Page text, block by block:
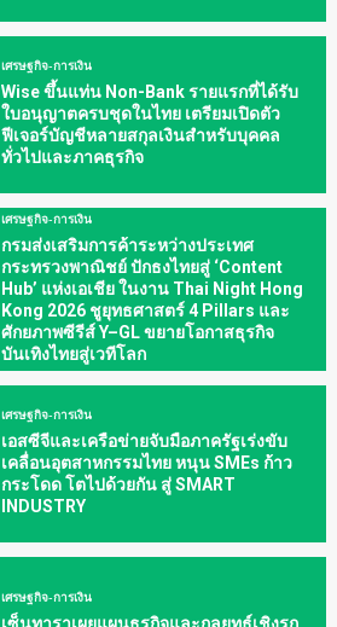
เศรษฐกิจ-การเงิน
Wise ขึ้นแท่น Non-Bank รายแรกที่ได้รับ
ใบอนุญาตครบชุดในไทย เตรียมเปิดตัว
ฟีเจอร์บัญชีหลายสกุลเงินสำหรับบุคคล
ทั่วไปและภาคธุรกิจ
เศรษฐกิจ-การเงิน
กรมส่งเสริมการค้าระหว่างประเทศ
กระทรวงพาณิชย์ ปักธงไทยสู่ ‘Content
Hub’ แห่งเอเชีย ในงาน Thai Night Hong
Kong 2026 ชูยุทธศาสตร์ 4 Pillars และ
ศักยภาพซีรีส์ Y–GL ขยายโอกาสธุรกิจ
บันเทิงไทยสู่เวทีโลก
เศรษฐกิจ-การเงิน
เอสซีจีและเครือข่ายจับมือภาครัฐเร่งขับ
เคลื่อนอุตสาหกรรมไทย หนุน SMEs ก้าว
กระโดด โตไปด้วยกัน สู่ SMART
INDUSTRY
เศรษฐกิจ-การเงิน